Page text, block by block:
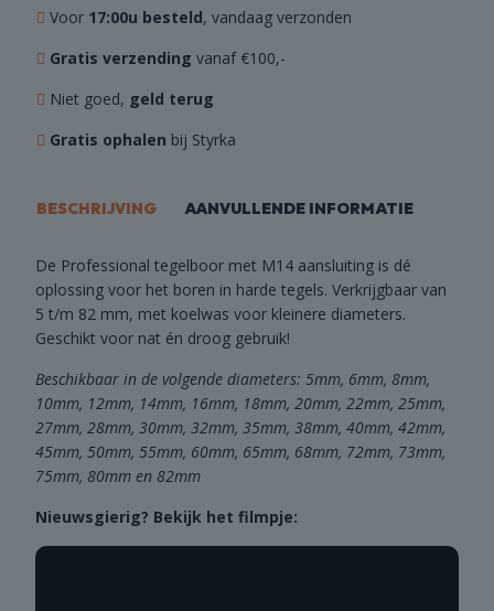
Voor 17:00u besteld, vandaag verzonden
Gratis verzending vanaf €100,-
Niet goed, geld terug
Gratis ophalen bij Styrka
BESCHRIJVING AANVULLENDE INFORMATIE
De Professional tegelboor met M14 aansluiting is dé
oplossing voor het boren in harde tegels. Verkrijgbaar van
5 t/m 82 mm, met koelwas voor kleinere diameters.
Geschikt voor nat én droog gebruik!
Beschikbaar in de volgende diameters: 5mm, 6mm, 8mm,
10mm, 12mm, 14mm, 16mm, 18mm, 20mm, 22mm, 25mm,
27mm, 28mm, 30mm, 32mm, 35mm, 38mm, 40mm, 42mm,
45mm, 50mm, 55mm, 60mm, 65mm, 68mm, 72mm, 73mm,
75mm, 80mm en 82mm
Nieuwsgierig? Bekijk het filmpje: